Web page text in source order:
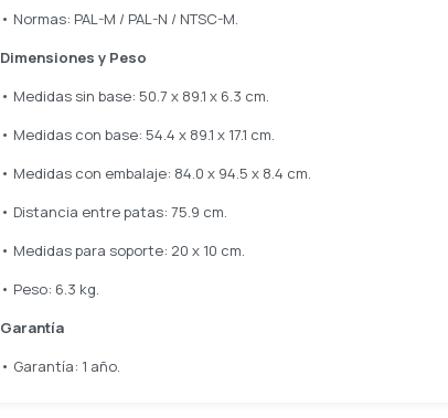
• Normas: PAL-M / PAL-N / NTSC-M.
Dimensiones y Peso
• Medidas sin base: 50.7 x 89.1 x 6.3 cm.
• Medidas con base: 54.4 x 89.1 x 17.1 cm.
• Medidas con embalaje: 84.0 x 94.5 x 8.4 cm.
• Distancia entre patas: 75.9 cm.
• Medidas para soporte: 20 x 10 cm.
• Peso: 6.3 kg.
Garantía
• Garantía: 1 año.